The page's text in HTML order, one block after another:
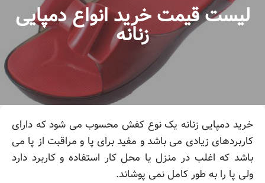
لیست قیمت خرید انواع دمپایی
زنانه
خرید دمپایی زنانه یک نوع کفش محسوب می شود که دارای
کاربردهای زیادی می باشد و مفید برای پا و مراقبت از پا می
باشد که اغلب در منزل یا محل کار استفاده و کاربرد دارد
ولی پا را به طور کامل نمی پوشاند.